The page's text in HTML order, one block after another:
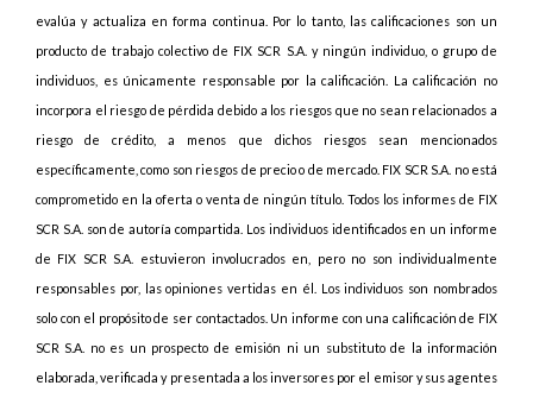
evalúa y actualiza en forma continua. Por lo tanto, las calificaciones son un
producto de trabajo colectivo de FIX SCR S.A. y ningún individuo, o grupo de
individuos, es únicamente responsable por la calificación. La calificación no
incorpora el riesgo de pérdida debido a los riesgos que no sean relacionados a
riesgo de crédito, a menos que dichos riesgos sean mencionados
específicamente, como son riesgos de precio o de mercado. FIX SCR S.A. no está
comprometido en la oferta o venta de ningún título. Todos los informes de FIX
SCR S.A. son de autoría compartida. Los individuos identificados en un informe
de FIX SCR S.A. estuvieron involucrados en, pero no son individualmente
responsables por, las opiniones vertidas en él. Los individuos son nombrados
solo con el propósito de ser contactados. Un informe con una calificación de FIX
SCR S.A. no es un prospecto de emisión ni un substituto de la información
elaborada, verificada y presentada a los inversores por el emisor y sus agentes